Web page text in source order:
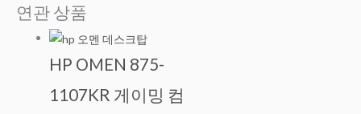
연관 상품
HP OMEN 875-
1107KR 게이밍 컴